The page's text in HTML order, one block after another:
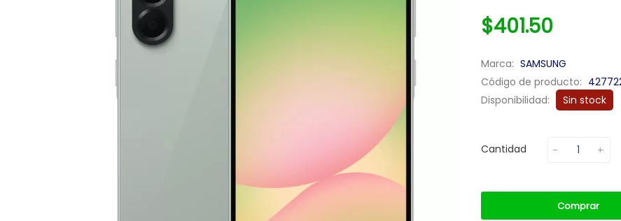
$401.50
Marca: SAMSUNG
Código de producto:
Disponibilidad:
Sin stock
Cantidad
Comprar